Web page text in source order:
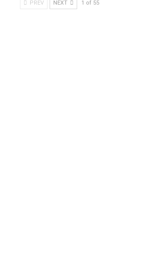
PREV NEXT 1 of 55